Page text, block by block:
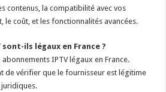
contenus, la compatibilité avec vos
le coût, et les fonctionnalités avancées.
ils légaux en France ?
IPTV légaux en France.
de vérifier que le fournisseur est légitime